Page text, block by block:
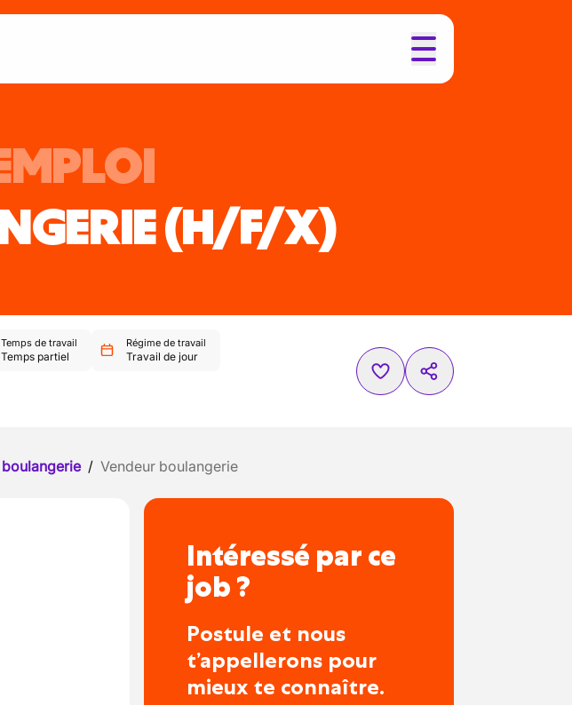
(H/F/X)
Temps de travail
Temps partiel
Régime de travail
Travail de jour
/ Vendeur boulangerie
Intéressé par ce
job ?
Postule et nous
t’appellerons pour
mieux te connaître.